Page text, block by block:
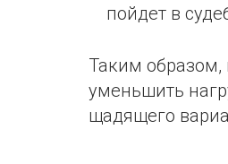
пойдет в
Таким образом,
уменьшить
щадящего